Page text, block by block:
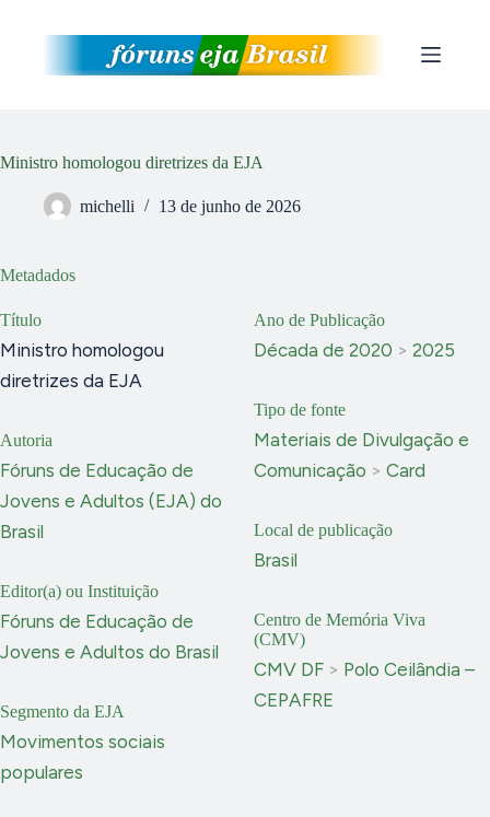
Ministro homologou diretrizes da EJA
michelli 13 de junho de 2026
Metadados
Título
Ministro homologou
diretrizes da EJA
Autoria
Fóruns de Educação de
Jovens e Adultos (EJA) do
Brasil
Editor(a) ou Instituição
Fóruns de Educação de
Jovens e Adultos do Brasil
Segmento da EJA
Movimentos sociais
populares
Ano de Publicação
Década de 2020 > 2025
Tipo de fonte
Materiais de Divulgação e
Comunicação > Card
Local de publicação
Brasil
Centro de Memória Viva
(CMV)
CMV DF > Polo Ceilândia –
CEPAFRE